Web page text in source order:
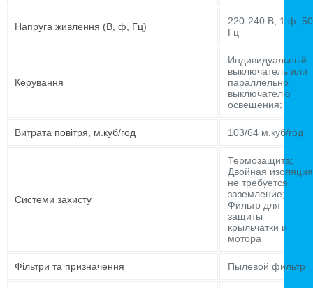
Напруга живлення (В, ф, Гц)
220-240 В, 1 ф, 50
Гц
Керування
Индивидуальный
выключатель или
параллельно
выключателю
освещения;
Витрата повітря, м.куб/год 103/64 м.куб/год
Системи захисту
Термозащита;
Двойная
не требуется
заземление;
Фильтр для
защиты
крыльчатки и
мотора
Фільтри та призначення Пылевой фильтр